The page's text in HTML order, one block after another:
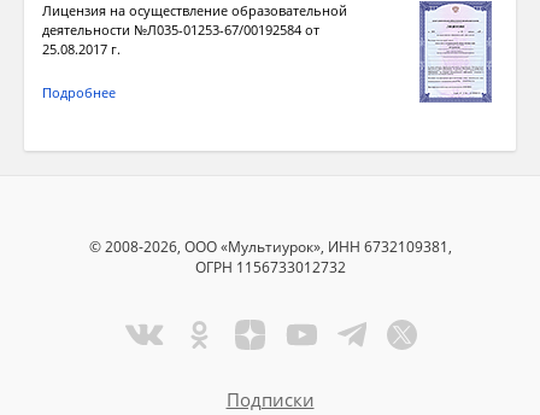
Лицензия на осуществление образовательной
деятельности №Л035-01253-67/00192584 от
25.08.2017 г.
Подробнее
© 2008-2026, ООО «Мультиурок», ИНН 6732109381,
ОГРН 1156733012732
Подписки